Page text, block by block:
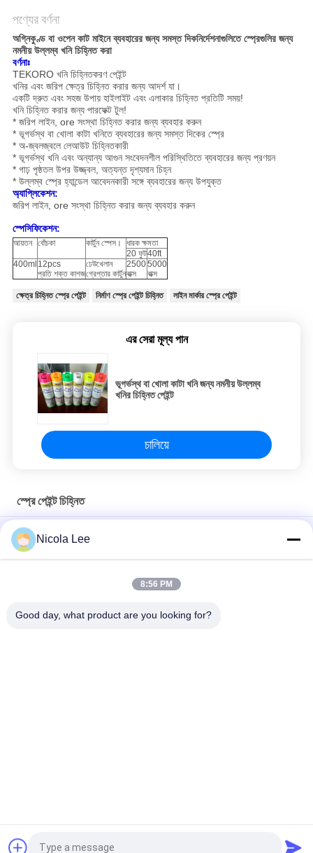
গোপনীয়তা
নীতি
পণ্যের বর্ণনা
অগ্নিকুণ্ড বা ওপেন কাট মাইনে ব্যবহারের জন্য সমস্ত দিকনির্দেশনাগুলিতে স্প্রেগুলির জন্য
নমনীয় উল্লম্ব খনি চিহ্নিত করা
বর্ণনাঃ
TEKORO খনি চিহ্নিতকরণ পেইন্ট
খনির এবং জরিপ ক্ষেত্র চিহ্নিত করার জন্য আদর্শ যা।
একটি দ্রুত এবং সহজ উপায় হাইলাইট এবং এলাকার চিহ্নিত প্রতিটি সময়!
খনি চিহ্নিত করার জন্য পারফেক্ট টুল!
* জরিপ লাইন, ore সংস্থা চিহ্নিত করার জন্য ব্যবহার করুন
* ভূগর্ভস্থ বা খোলা কাটা খনিতে ব্যবহারের জন্য সমস্ত দিকের স্প্রে
* অ-জ্বলজ্বলে লেআউট চিহ্নিতকারী
* ভূগর্ভস্থ খনি এবং অন্যান্য আগুন সংবেদনশীল পরিস্থিতিতে ব্যবহারের জন্য প্রণয়ন
* গাঢ় পৃষ্ঠতল উপর উজ্জ্বল, অত্যন্ত দৃশ্যমান চিহ্ন
* উল্লম্ব স্প্রে হ্যান্ডেল আবেদনকারী সঙ্গে ব্যবহারের জন্য উপযুক্ত
অ্যাপ্লিকেশন:
জরিপ লাইন, ore সংস্থা চিহ্নিত করার জন্য ব্যবহার করুন
স্পেসিফিকেশন:
আয়তন বোঁচকা কার্টুন স্পেস।
ধারক ক্ষমতা
20 ফুট40ft
400ml 12pcs
প্রতি শক্ত কাগজ
ঢেউখেলান
গ্রেপ্তার কার্টুন
2500
বাক্স
5000
বাক্স
ক্ষেত্র চিহ্নিত স্প্রে পেইন্ট নির্মাণ স্প্রে পেইন্ট চিহ্নিত লাইন মার্কার স্প্রে পেইন্ট
এর সেরা মূল্য পান
ভূগর্ভস্থ বা খোলা কাটা খনি জন্য নমনীয় উল্লম্ব
খনির চিহ্নিত পেইন্ট
চালিয়ে
স্প্রে পেইন্ট চিহ্নিত
নির্মাণ / প্রাকৃতিক দৃশ্য / জরিপ / ক্রীড়া ক্ষেত্রের জন্য স্পট চিহ্নিত পেইন্ট
লাইন মার্কার স্প্রে পেইন্ট টলিউন ফ্রি এবং সিএফসি হাইলাইটিং এবং মার্কিং আউট এলাকার
Nicola Lee
8:56 PM
Good day, what product are you looking for?